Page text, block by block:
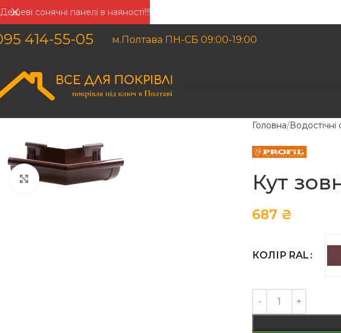
414-55-05 м.Полтава ПН-СБ 09:00-19:00
Клацніть, щоб збільшити
Головна
Кут
687 ₴
КОЛІР RAL
Дешеві сонячні панелі в наяності!!!